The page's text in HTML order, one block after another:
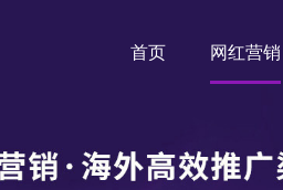
首页 网红营销